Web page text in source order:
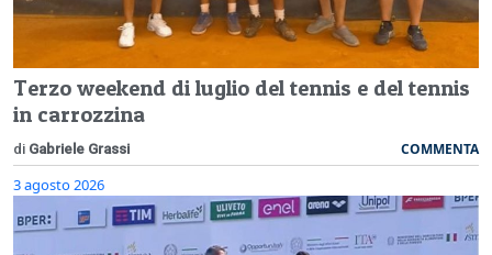
Terzo weekend di luglio del tennis e del tennis
in carrozzina
di Gabriele Grassi COMMENTA
3 agosto 2026